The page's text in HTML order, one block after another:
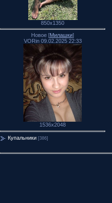
850x1350
Новое [Милашки]
VORin 09.02.2025 22:33
1536x2048
Купальники [386]